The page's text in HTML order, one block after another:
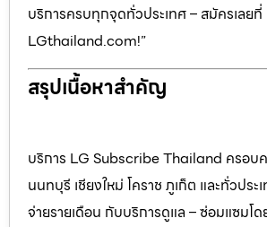
บริการครบทุกจุดทั่วประเทศ – สมัครเลยที่
LGthailand.com!”
สรุปเนื้อหาสำคัญ
บริการ LG Subscribe Thailand ครอบ
นนทบุรี เชียงใหม่ โคราช ภูเก็ต และทั่วประ
จ่ายรายเดือน กับบริการดูแล – ซ่อมแซมโ